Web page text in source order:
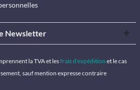
Newsletter
la TVA et lesfrais d'expédition et le cas
sauf mention expresse contraire